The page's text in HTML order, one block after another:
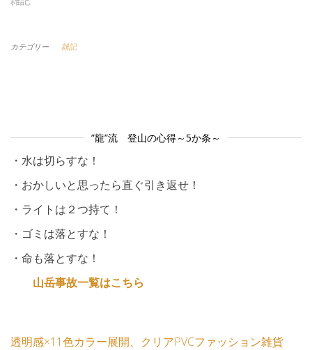
カテゴリー 雑記
”龍”流 登山の心得～5か条～
・水は切らすな！
・おかしいと思ったら直ぐ引き返せ！
・ライトは２つ持て！
・ゴミは落とすな！
・命も落とすな！
山岳事故一覧はこちら
透明感×11色カラー展開、クリアPVCファッション雑貨